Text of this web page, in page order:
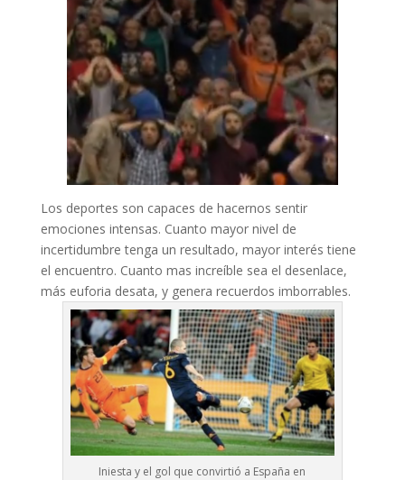
Los deportes son capaces de hacernos sentir
emociones intensas. Cuanto mayor nivel de
incertidumbre tenga un resultado, mayor interés tiene
el encuentro. Cuanto mas increíble sea el desenlace,
más euforia desata, y genera recuerdos imborrables.
Iniesta y el gol que convirtió a España en